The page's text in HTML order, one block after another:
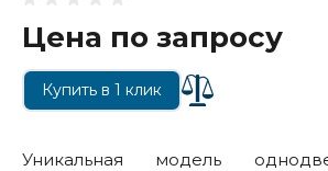
Цена по запросу
Купить в 1 клик
Уникальная модель